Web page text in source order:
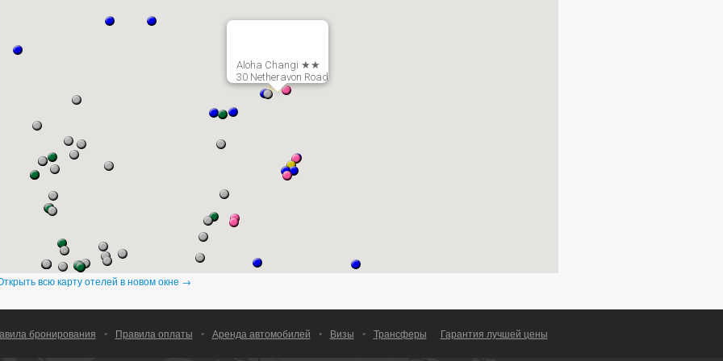
Aloha Changi ★★
30 Netheravon Road
всю карту отелей в новом окне →
бронирования • Правила оплаты • Аренда автомобилей • Визы • Трансферы Гарантия лучшей цены